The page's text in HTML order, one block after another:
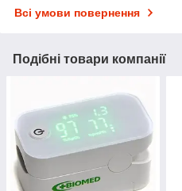
Всі умови повернення
Подібні товари компанії